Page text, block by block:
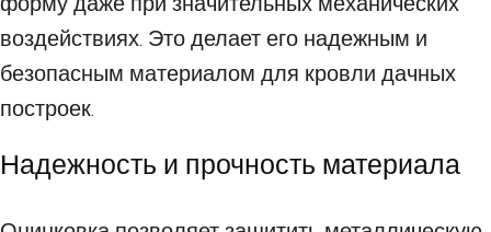
воздействиях. Это делает его надежным и
безопасным материалом для кровли дачных
построек.
Надежность и прочность материала